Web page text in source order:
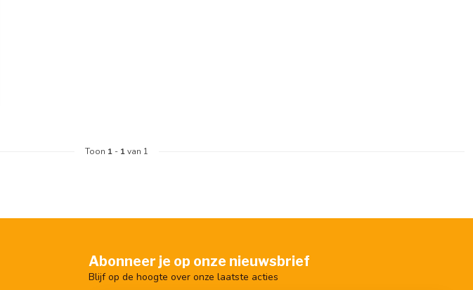
Toon 1 - 1van 1
Abonneer je op onze nieuwsbrief
Blijf op de hoogte over onze laatste acties